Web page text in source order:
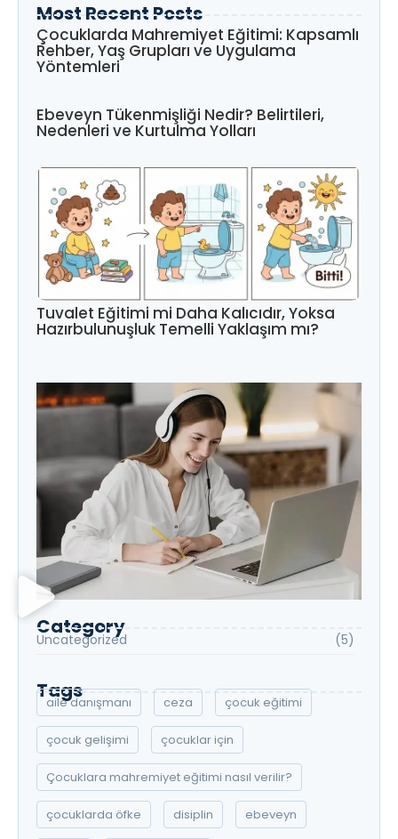
Most Recent Posts
Çocuklarda Mahremiyet Eğitimi: Kapsamlı
Rehber, Yaş Grupları ve Uygulama
Yöntemleri
Ebeveyn Tükenmişliği Nedir? Belirtileri,
Nedenleri ve Kurtulma Yolları
Tuvalet Eğitimi mi Daha Kalıcıdır, Yoksa
Hazırbulunuşluk Temelli Yaklaşım mı?
Category
Uncategorized (5)
Tags
aile danışmanı ceza çocuk eğitimi
çocuk gelişimi çocuklar için
Çocuklara mahremiyet eğitimi nasıl verilir?
çocuklarda öfke disiplin ebeveyn